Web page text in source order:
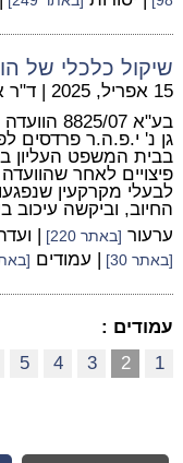
שיקול כלכלי של
15 אפריל, 2025 | ד"ר
בע"א
גן נ' י.פ.ה.ר פרדסים
בבית המשפט העליון
לבעלי מקרקעין
החיוב, וביקשה עיכוב
ערעור [באתר 220] |
[באתר 30] | עמודים [באתר
עמודים :
1
2
3
4
5